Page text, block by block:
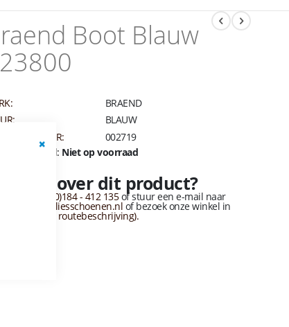
Close
Boot Blauw
BRAEND
BLAUW
002719
Niet op voorraad
over dit product?
+31 (0)184 - 412 135of stuur een e-mail naar
info@vandervliesschoenen.nl of bezoek onze winkel in
(Zie routebeschrijving).